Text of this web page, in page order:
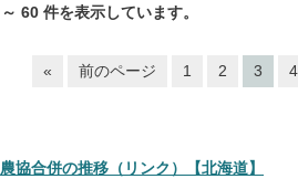
～ 60 件を表示しています。
« 前のページ 1 2 3 4
農協合併の推移（リンク）【北海道】